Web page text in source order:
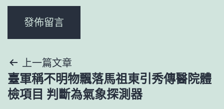
文
章
上一篇文章
臺軍稱不明物飄落馬祖東引秀傳醫院體
檢項目 判斷為氣象探測器